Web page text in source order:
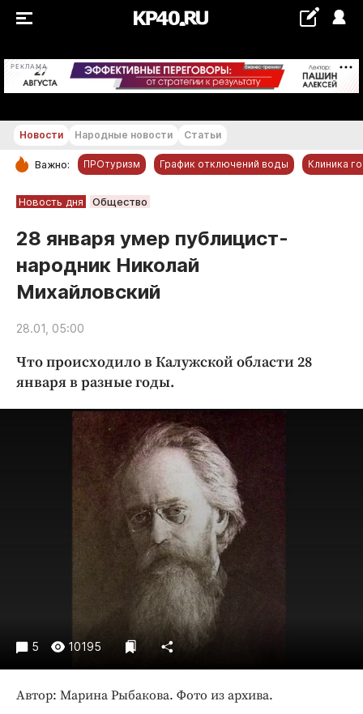
РЕКЛАМА +24...+25 °С
РУБРИКИ
Новости компаний
Статьи
Народные новости
Авто и транспорт
Криминал
Недвижимость и ЖКХ
Образование
Общество
Погода
Праздники
Происшествия
Спорт
Экономика и бизнес
ПРОЕКТЫ
Блоги
Медиаперсона
Новости Народные новости Статьи
Важно: ПРОтуризм График отключений воды Клиника
Новость дня Общество
28 января умер публицист-
народник Николай
Михайловский
28.01, 05:00
Что происходило в Калужской области 28
января в разные годы.
5 10195
Автор: Марина Рыбакова. Фото из архива.